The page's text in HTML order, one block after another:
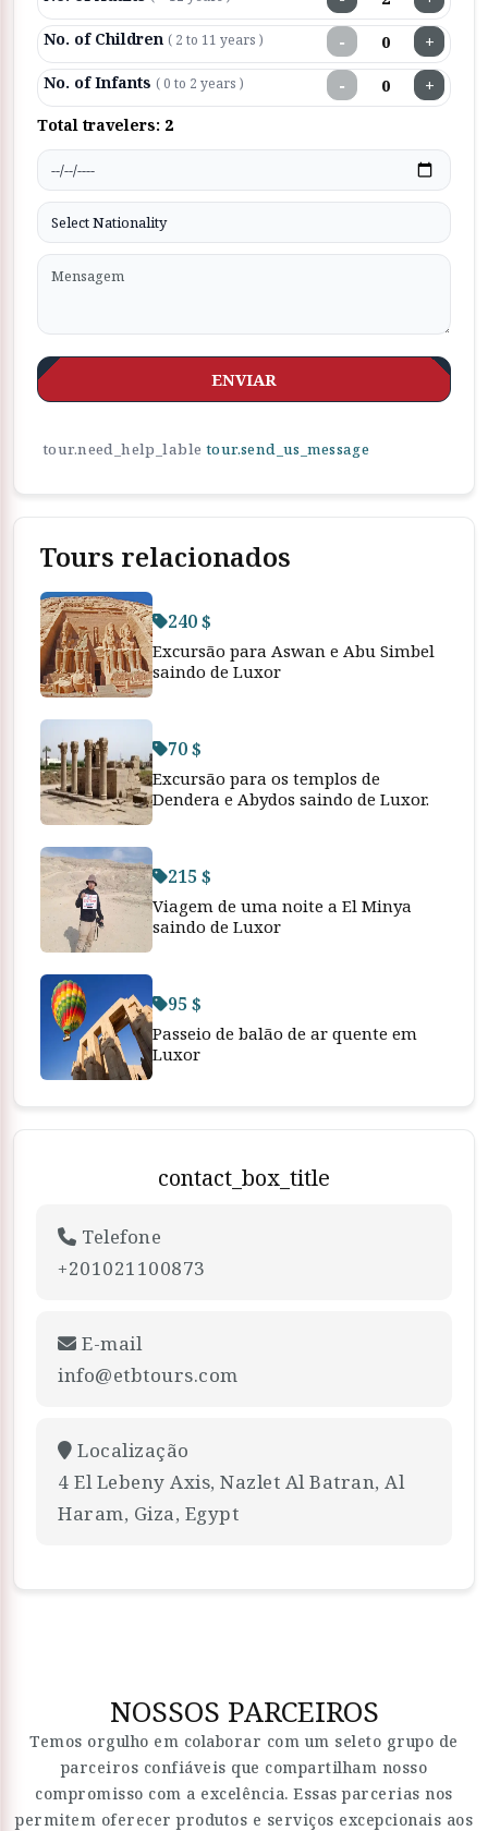
No. of Children ( 2 to 11 years ) − +
No. of Infants ( 0 to 2 years ) − +
Total travelers: 2
ENVIAR
tour.need_help_lable tour.send_us_message
Tours relacionados
240 $
Excursão para Aswan e Abu Simbel
saindo de Luxor
70 $
Excursão para os templos de
Dendera e Abydos saindo de Luxor.
215 $
Viagem de uma noite a El Minya
saindo de Luxor
95 $
Passeio de balão de ar quente em
Luxor
contact_box_title
Telefone
+201021100873
E-mail
info@etbtours.com
Localização
4 El Lebeny Axis, Nazlet Al Batran, Al
Haram, Giza, Egypt
NOSSOS PARCEIROS
Temos orgulho em colaborar com um seleto grupo de
parceiros confiáveis que compartilham nosso
compromisso com a excelência. Essas parcerias nos
permitem oferecer produtos e serviços excepcionais aos